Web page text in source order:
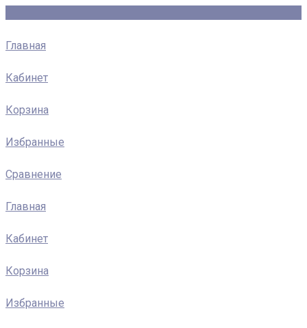
Главная
Кабинет
Корзина
Избранные
Сравнение
Главная
Кабинет
Корзина
Избранные